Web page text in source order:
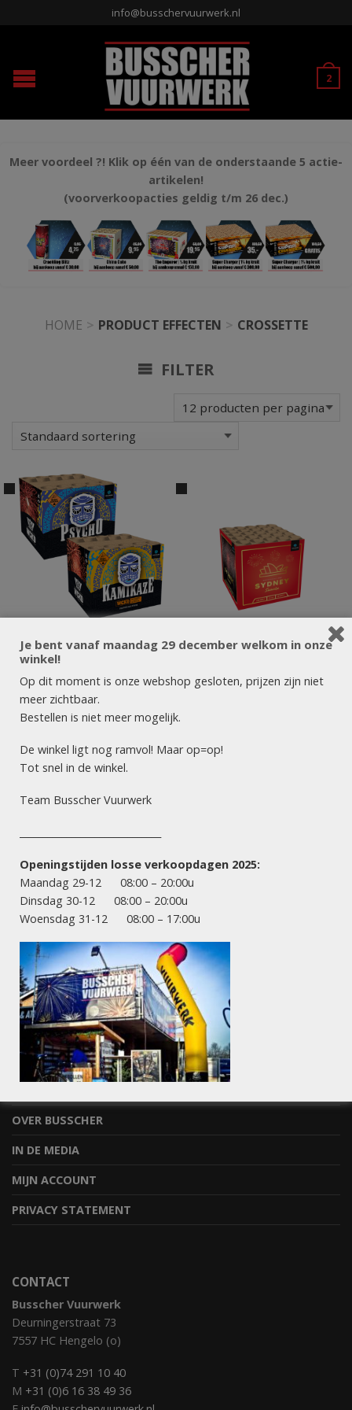
info@busschervuurwerk.nl
2
Meer voordeel ?! Klik op één van de onderstaande 5 actie-
artikelen!
(voorverkoopacties geldig t/m 26 dec.)
HOME > PRODUCT EFFECTEN > CROSSETTE
FILTER
VUURWERK HENGELO
acties: goede prijs, maximaal vuurwerk! Succesvol en
betrouwbaar vuurwerk!
Vuurwerkverkoopdagen 2025:
maandag 29 december
8.00 uur – 20.00 uur
dinsdag 30 december
8.00 uur – 20.00 uur
woensdag 31 december
8.00 uur – 17.00 uur
INFORMATIE
STEL JE VRAAG
OVER BUSSCHER
IN DE MEDIA
MIJN ACCOUNT
PRIVACY STATEMENT
CONTACT
Busscher Vuurwerk
Deurningerstraat 73
7557 HC Hengelo (o)
T +31 (0)74 291 10 40
M +31 (0)6 16 38 49 36
Je bent vanaf maandag 29 december welkom in onze
winkel!
Op dit moment is onze webshop gesloten, prijzen zijn niet
meer zichtbaar.
Bestellen is niet meer mogelijk.
De winkel ligt nog ramvol! Maar op=op!
Tot snel in de winkel.
Team Busscher Vuurwerk
Openingstijden losse verkoopdagen 2025:
Maandag 29-12 08:00 – 20:00u
Dinsdag 30-12 08:00 – 20:00u
Woensdag 31-12 08:00 – 17:00u